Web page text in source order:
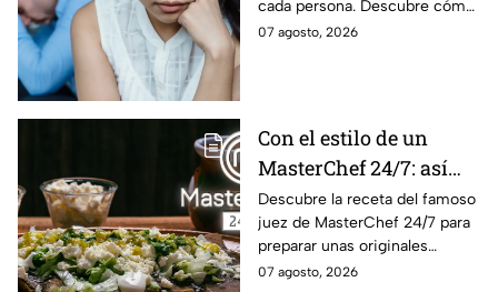
cada persona. Descubre cómo
reacciona cada signo del
07 agosto, 2026
Con el estilo de un
MasterChef 24/7: así
prepara el Chef Herrera
unas enfrijoladas al
chipotle
Descubre la receta del famoso
juez de MasterChef 24/7 para
preparar unas originales
enfrijoladas con una salsa llena
07 agosto, 2026